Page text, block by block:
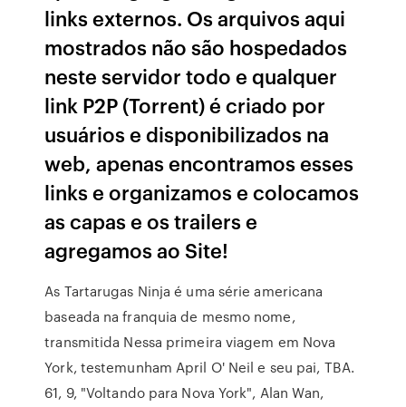
links externos. Os arquivos aqui
mostrados não são hospedados
neste servidor todo e qualquer
link P2P (Torrent) é criado por
usuários e disponibilizados na
web, apenas encontramos esses
links e organizamos e colocamos
as capas e os trailers e
agregamos ao Site!
As Tartarugas Ninja é uma série americana
baseada na franquia de mesmo nome,
transmitida Nessa primeira viagem em Nova
York, testemunham April O' Neil e seu pai, TBA.
61, 9, "Voltando para Nova York", Alan Wan,